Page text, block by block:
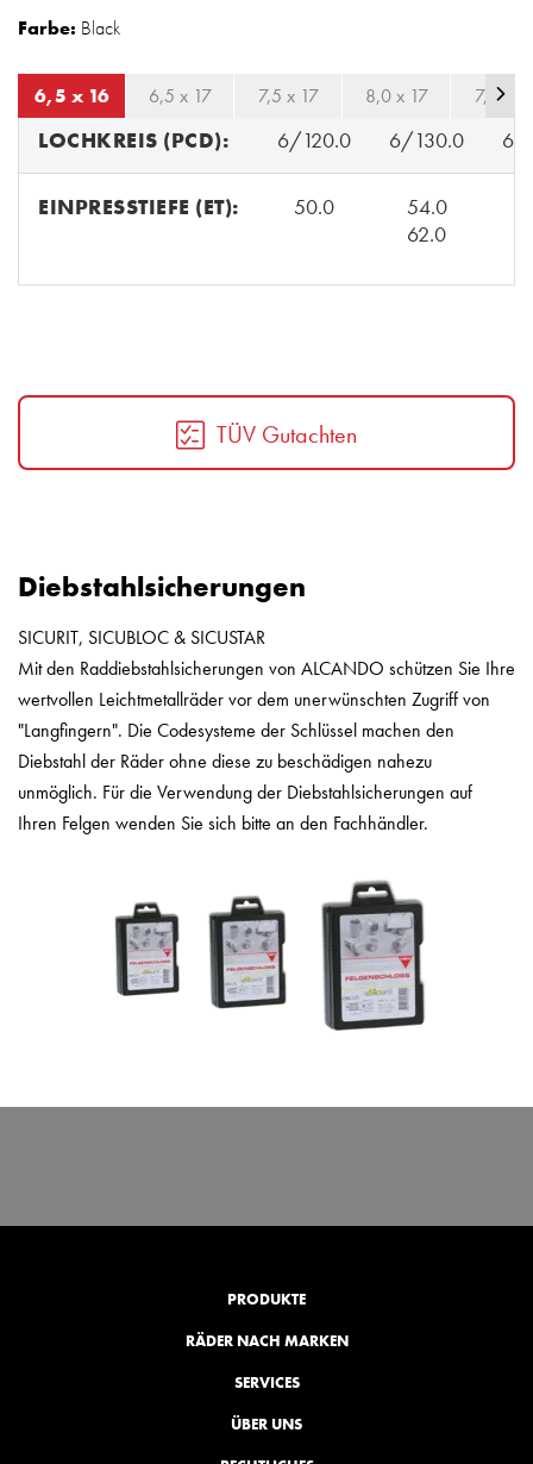
Farbe: Black
6,5 x 16 6,5 x 17 7,5 x 17 8,0 x 17 7,5 x
LOCHKREIS (PCD): 6/120.0 6/130.0 6/
EINPRESSTIEFE (ET): 50.0
54.0
62.0
TÜV Gutachten
Diebstahlsicherungen
SICURIT, SICUBLOC & SICUSTAR
Mit den Raddiebstahlsicherungen von ALCANDO schützen Sie Ihre
wertvollen Leichtmetallräder vor dem unerwünschten Zugriff von
"Langfingern". Die Codesysteme der Schlüssel machen den
Diebstahl der Räder ohne diese zu beschädigen nahezu
unmöglich. Für die Verwendung der Diebstahlsicherungen auf
Ihren Felgen wenden Sie sich bitte an den Fachhändler.
PRODUKTE
RÄDER NACH MARKEN
SERVICES
ÜBER UNS